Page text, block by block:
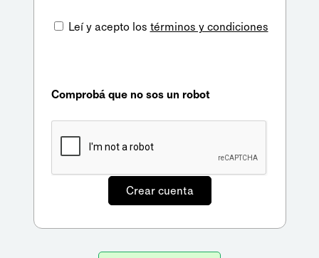
Leí y acepto los términos y condiciones
Comprobá que no sos un robot